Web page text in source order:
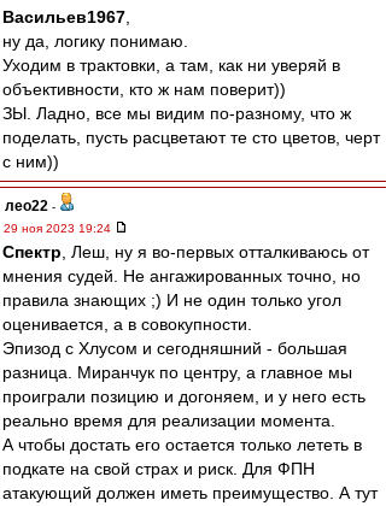
Васильев1967
ну да, логику понимаю.
Уходим в трактовки, а там, как ни уверяй в
объективности, кто ж нам поверит))
ЗЫ. Ладно, все мы видим по-разному, что ж
поделать, пусть расцветают те сто цветов, черт
с ним))
лео22 -
29 ноя 2023 19:24
Спектр , Леш, ну я во-первых отталкиваюсь от
мнения судей. Не ангажированных точно, но
правила знающих ;) И не один только угол
оценивается, а в совокупности.
Эпизод с Хлусом и сегодняшний - большая
разница. Миранчук по центру, а главное мы
проиграли позицию и догоняем, и у него есть
реально время для реализации момента.
А чтобы достать его остается только лететь в
подкате на свой страх и риск. Для ФПН
атакующий должен иметь преимущество. А тут